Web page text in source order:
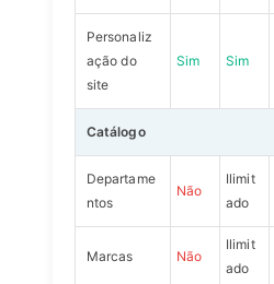
Personaliz
ação do
site
Sim Sim
Catálogo
Departame
ntos
Não
Ilimit
ado
Marcas Não
Ilimit
ado